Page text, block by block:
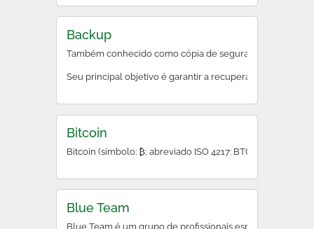
Backup
Também conhecido como cópia de segurança, backup
Seu principal objetivo é garantir a recuperação rápida
Bitcoin
Bitcoin (símbolo: ₿; abreviado ISO 4217: BTC ou XBT) é
Blue Team
Blue Team é um grupo de profissionais especializados